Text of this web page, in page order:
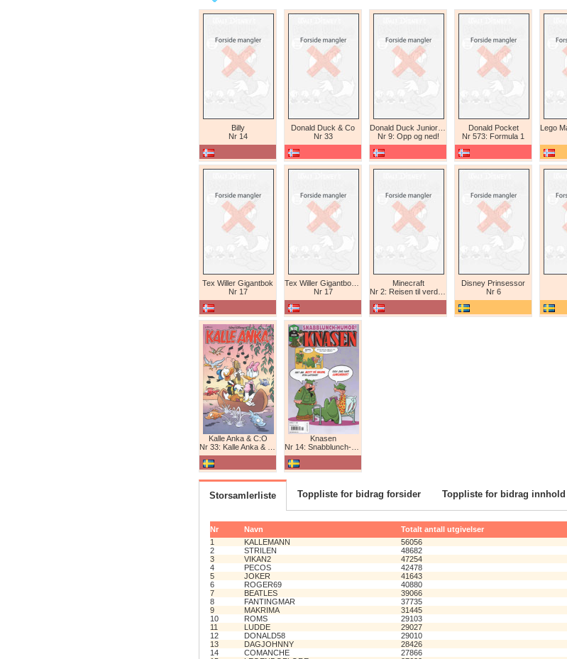
Billy
Nr 14
Donald Duck & Co
Nr 33
Nr 9: Opp og ned!
Donald Pocket
Nr 573: Formula 1
Tex Willer Gigantbok
Nr 17
Nr 17
Minecraft
Nr 2: Reisen til verdens ende
Disney Prinsessor
Nr 6
Kalle Anka & C:O
Nr 33: Kalle Anka & C:O
Knasen
Nr 14: Snabblunch-humor!
Storsamlerliste Toppliste for bidrag forsider Toppliste for bidrag innhold
Nr Navn
Totalt antall utgivelser
1
KALLEMANN 56056
2
STRILEN 48682
3
VIKAN2 47254
4
PECOS 42478
5
JOKER 41643
6
ROGER69 40880
7
BEATLES 39066
8
FANTINGMAR 37735
9
MAKRIMA 31445
10
ROMS 29103
11
LUDDE 29027
12
DONALD58 29010
13
DAGJOHNNY 28426
14
COMANCHE 27866